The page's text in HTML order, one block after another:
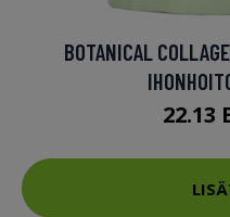
BOTANICAL
22.13